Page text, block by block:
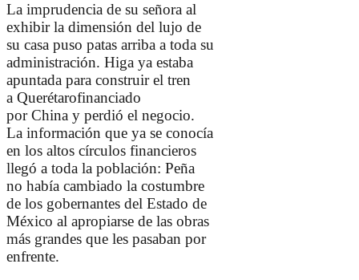
La imprudencia de su señora al
exhibir la dimensión del lujo de
su casa puso patas arriba a toda su
administración. Higa ya estaba
apuntada para construir el tren
a Querétarofinanciado
porChina y perdió el negocio.
La información que ya se conocía
en los altos círculos financieros
llegó a toda la población: Peña
no había cambiado la costumbre
de los gobernantes del Estado de
México al apropiarse de las obras
más grandes que les pasaban por
enfrente.